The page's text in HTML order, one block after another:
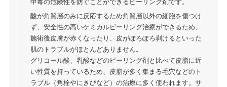
中毒の危険性を防ぐことができるピーリング剤です。
酸が角質層のみに反応するため角質層以外の細胞を傷つけ
ず、安全性の高いケミカルピーリング治療ができるため、
施術後皮膚が赤くなったり、皮がぽろぽろ剥けるといった
肌のトラブルがほとんどありません。
グリコール酸、乳酸などのピーリング剤と比べて皮脂に近
い性質を持っているため、皮脂が多く集まる毛穴などのト
ラブル（角栓やにきびなど）の治療に多く使われます。サ